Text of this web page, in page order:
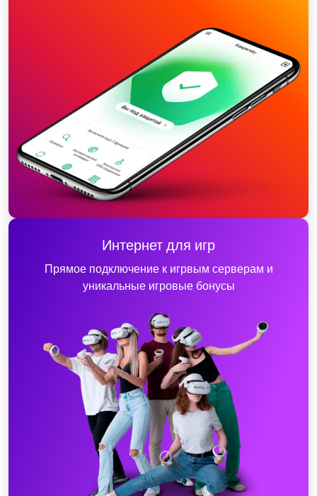
Интернет для игр
Прямое подключение к игрвым серверам и
уникальные игровые бонусы